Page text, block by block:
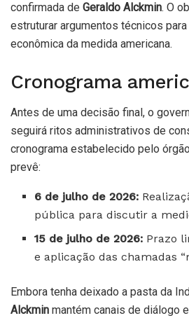
confirmada de Geraldo Alckmin. O
estruturar argumentos técnicos
econômica da medida americana.
Cronograma
Antes de uma decisão final, o
seguirá ritos administrativos de
cronograma estabelecido pelo
prevê:
6 de julho de 2026:
pública para discutir a
15 de julho de 2026: Prazo
e aplicação das chamadas
Embora tenha deixado a pasta da
Alckmin mantém canais de diálogo